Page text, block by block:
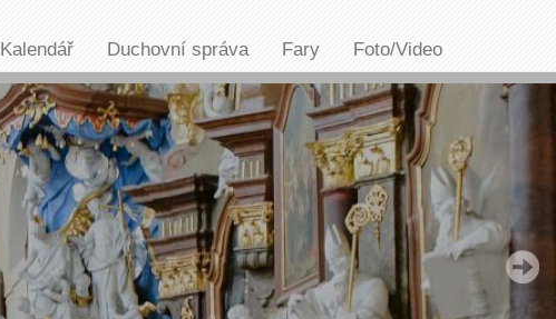
Kalendář Duchovní správa Fary Foto/Video